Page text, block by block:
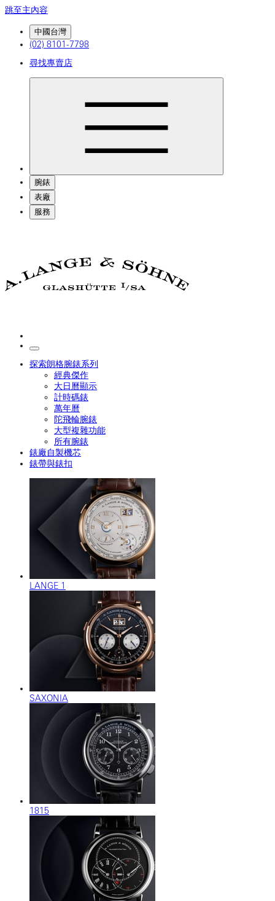
跳至主內容
中國台灣
(02) 8101-7798
尋找專賣店
腕錶
表廠
服務
探索朗格腕錶系列
經典傑作
大日曆顯示
計時碼錶
萬年曆
陀飛輪腕錶
大型複雜功能
所有腕錶
錶廠自製機芯
錶帶與錶扣
LANGE 1
SAXONIA
1815